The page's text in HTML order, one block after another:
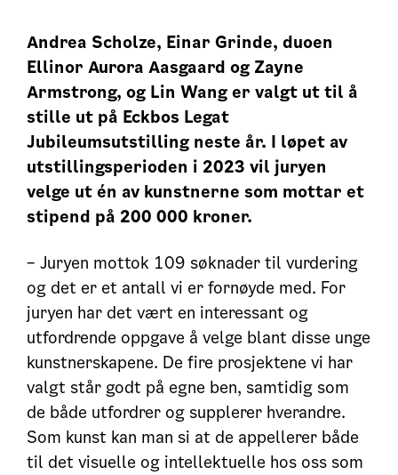
Andrea Scholze, Einar Grinde, duoen
Ellinor Aurora Aasgaard og Zayne
Armstrong, og Lin Wang er valgt ut til å
stille ut på Eckbos Legat
Jubileumsutstilling neste år. I løpet av
utstillingsperioden i 2023 vil juryen
velge ut én av kunstnerne som mottar et
stipend på 200 000 kroner.
– Juryen mottok 109 søknader til vurdering
og det er et antall vi er fornøyde med. For
juryen har det vært en interessant og
utfordrende oppgave å velge blant disse unge
kunstnerskapene. De fire prosjektene vi har
valgt står godt på egne ben, samtidig som
de både utfordrer og supplerer hverandre.
Som kunst kan man si at de appellerer både
til det visuelle og intellektuelle hos oss som